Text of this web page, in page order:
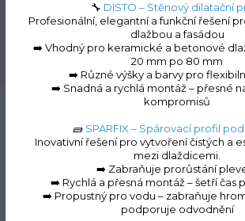
Balkonové lišty do lepidla Balkonová lišta MAXI
Spojka k
MAXI (hnědá
🔧 DISTO – Stěnový dilatační
Profesionální, elegantní a funkční řešení
dlažbou a fasádou
➡️ Vhodný pro keramické a betonové
20 mm po 80 mm
➡️ Různé výšky a barvy pro
➡️ Snadná a rychlá montáž – přesné
kompromisů
🧱 SPARFIX – Spárovací profil
Inovativní řešení pro vytvoření čistých a
mezi dlaždicemi.
➡️ Zabraňuje prorůstání
➡️ Rychlá a přesná montáž – šetří čas
➡️ Propustný pro vodu – zabraňuje
podporuje odvodnění